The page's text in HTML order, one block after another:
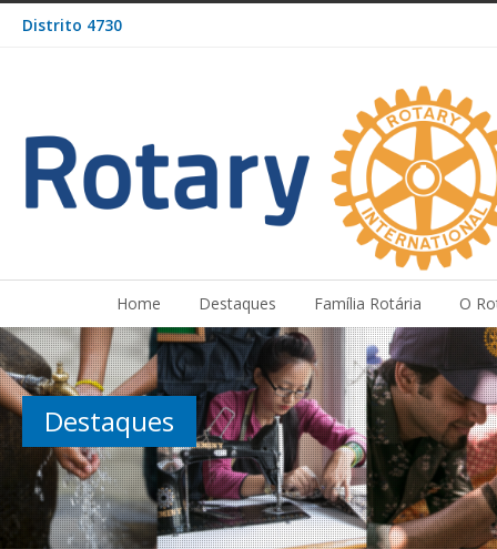
Distrito 4730
Home Destaques Família Rotária O
Destaques